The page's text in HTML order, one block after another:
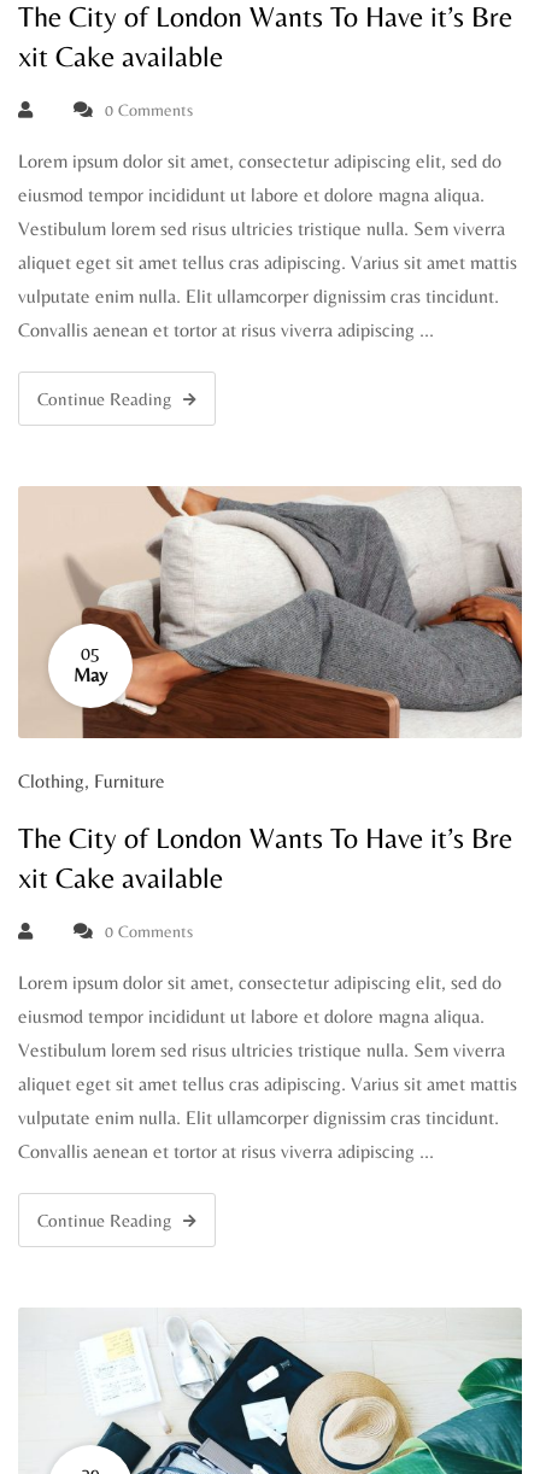
The City of London Wants To Have it’s Bre
xit Cake available
0 Comments
Lorem ipsum dolor sit amet, consectetur adipiscing elit, sed do
eiusmod tempor incididunt ut labore et dolore magna aliqua.
Vestibulum lorem sed risus ultricies tristique nulla. Sem viverra
aliquet eget sit amet tellus cras adipiscing. Varius sit amet mattis
vulputate enim nulla. Elit ullamcorper dignissim cras tincidunt.
Convallis aenean et tortor at risus viverra adipiscing …
Continue Reading
05
May
Clothing, Furniture
The City of London Wants To Have it’s Bre
xit Cake available
0 Comments
Lorem ipsum dolor sit amet, consectetur adipiscing elit, sed do
eiusmod tempor incididunt ut labore et dolore magna aliqua.
Vestibulum lorem sed risus ultricies tristique nulla. Sem viverra
aliquet eget sit amet tellus cras adipiscing. Varius sit amet mattis
vulputate enim nulla. Elit ullamcorper dignissim cras tincidunt.
Convallis aenean et tortor at risus viverra adipiscing …
Continue Reading